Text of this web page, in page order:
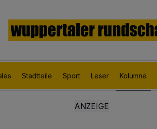
Stadtteile Sport Leser Kolumne